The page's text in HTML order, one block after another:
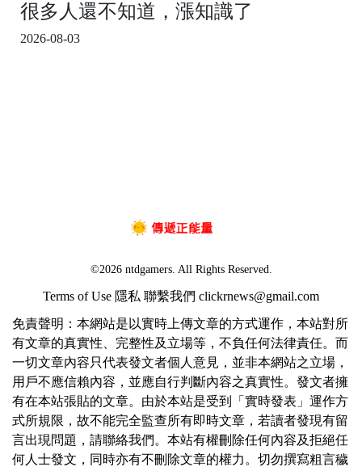
很多人還不知道，漲知識了
2026-08-03
©2026 ntdgamers. All Rights Reserved.
Terms of Use 隱私 聯繫我們 clickrnews@gmail.com
免責聲明：本網站是以實時上傳文章的方式運作，本站對所
有文章的真實性、完整性及立場等，不負任何法律責任。而
一切文章內容只代表發文者個人意見，並非本網站之立場，
用戶不應信賴內容，並應自行判斷內容之真實性。發文者擁
有在本站張貼的文章。由於本站是受到「實時發表」運作方
式所規限，故不能完全監查所有即時文章，若讀者發現有留
言出現問題，請聯絡我們。本站有權刪除任何內容及拒絕任
何人士發文，同時亦有不刪除文章的權力。切勿撰寫粗言穢